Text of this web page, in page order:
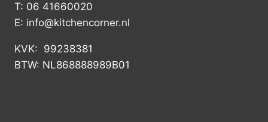
T: 06 41660020
E: info@kitchencorner.nl
KVK: 99238381
BTW: NL868888989B01